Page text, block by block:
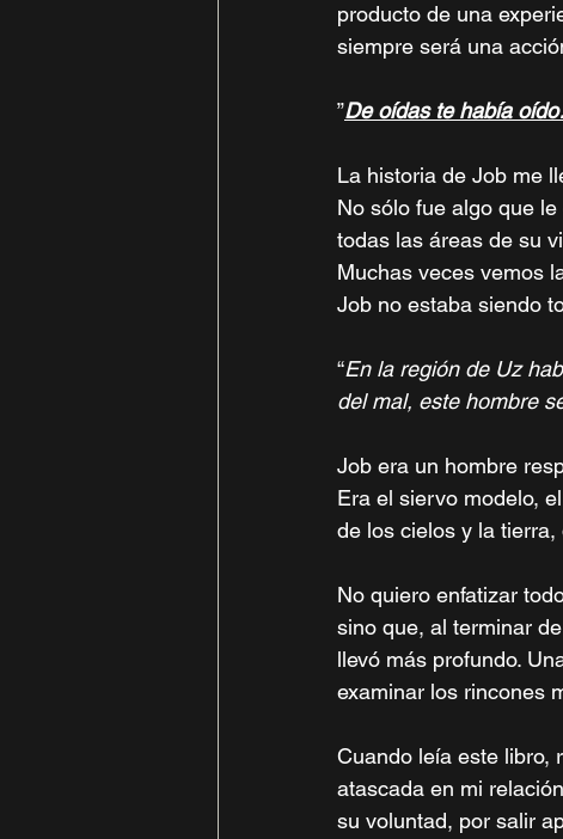
producto de una
siempre será una
”De oídas te había
La historia de Job me
No sólo fue algo que
todas las áreas de su
Muchas veces vemos
Job no estaba siendo
“En la región de Uz
del mal, este hombre
Job era un hombre
Era el siervo modelo,
de los cielos y la tierra,
No quiero enfatizar
sino que, al terminar
llevó más profundo.
examinar los rincones
Cuando leía este libro,
atascada en mi
su voluntad, por salir